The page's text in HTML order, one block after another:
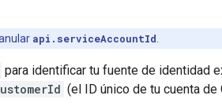
api.serviceAccountId
para identificar tu fuente de identidad
(el ID único de tu cuenta de